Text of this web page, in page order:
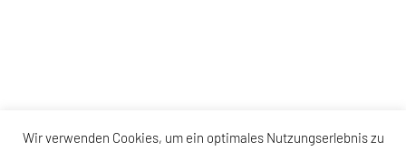
Wir verwenden Cookies, um ein optimales Nutzungserlebnis zu